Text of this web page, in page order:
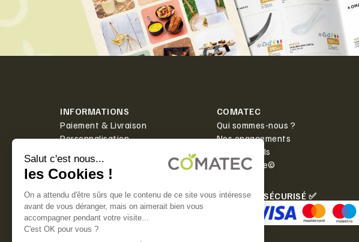
INFORMATIONS
Paiement & Livraison
Personnalisation
Contact
COMATEC
Qui sommes-nous ?
Nos engagements
Boîte à outils
PlanetScore©
LIVRAISON
Offerte dès 350€ HT d'achat.
PAIEMENT SÉCURISÉ ✅